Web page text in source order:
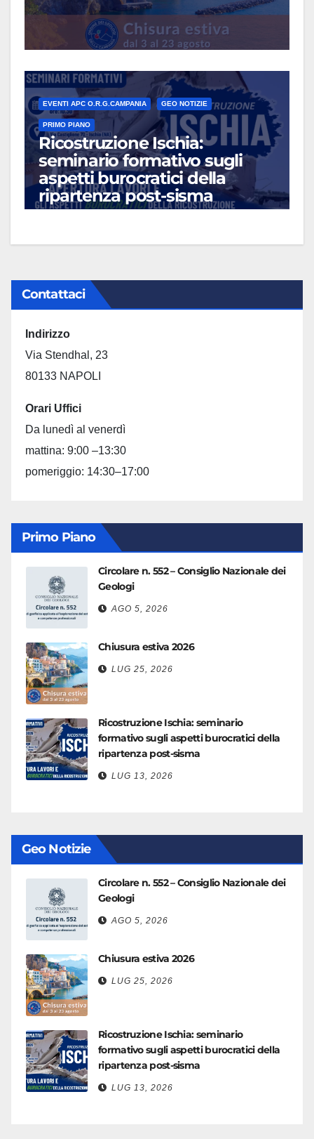
EVENTI APC O.R.G.CAMPANIA GEO NOTIZIE
PRIMO PIANO
Ricostruzione Ischia:
seminario formativo sugli
aspetti burocratici della
ripartenza post-sisma
Contattaci
Indirizzo
Via Stendhal, 23
80133 NAPOLI
Orari Uffici
Da lunedì al venerdì
mattina: 9:00 –13:30
pomeriggio: 14:30–17:00
Primo Piano
Circolare n. 552 – Consiglio Nazionale dei
Geologi
AGO 5, 2026
Chiusura estiva 2026
LUG 25, 2026
Ricostruzione Ischia: seminario
formativo sugli aspetti burocratici della
ripartenza post-sisma
LUG 13, 2026
Geo Notizie
Circolare n. 552 – Consiglio Nazionale dei
Geologi
AGO 5, 2026
Chiusura estiva 2026
LUG 25, 2026
Ricostruzione Ischia: seminario
formativo sugli aspetti burocratici della
ripartenza post-sisma
LUG 13, 2026